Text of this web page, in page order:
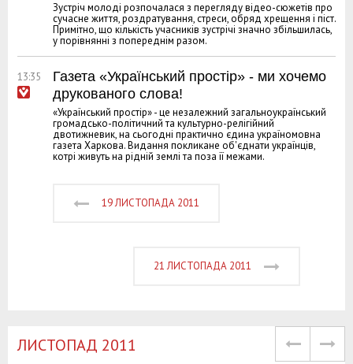
Зустріч молоді розпочалася з перегляду відео-сюжетів про
сучасне життя, роздратування, стреси, обряд хрещення і піст.
Примітно, що кількість учасників зустрічі значно збільшилась,
у порівнянні з попереднім разом.
13:35
Газета «Український простір» - ми хочемо
друкованого слова!
«Український простір» - це незалежний загальноукраїнський
громадсько-політичний та культурно-релігійний
двотижневик, на сьогодні практично єдина україномовна
газета Харкова. Видання покликане об'єднати українців,
котрі живуть на рідній землі та поза її межами.
19 ЛИСТОПАДА 2011
21 ЛИСТОПАДА 2011
ЛИСТОПАД 2011